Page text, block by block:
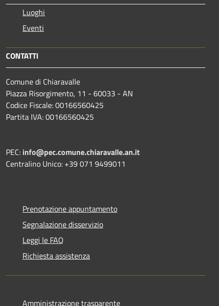
Luoghi
Eventi
CONTATTI
Comune di Chiaravalle
Piazza Risorgimento, 11 - 60033 - AN
Codice Fiscale: 00166560425
Partita IVA: 00166560425
PEC: info@pec.comune.chiaravalle.an.it
Centralino Unico: +39 071 9499011
Prenotazione appuntamento
Segnalazione disservizio
Leggi le FAQ
Richiesta assistenza
Amministrazione trasparente